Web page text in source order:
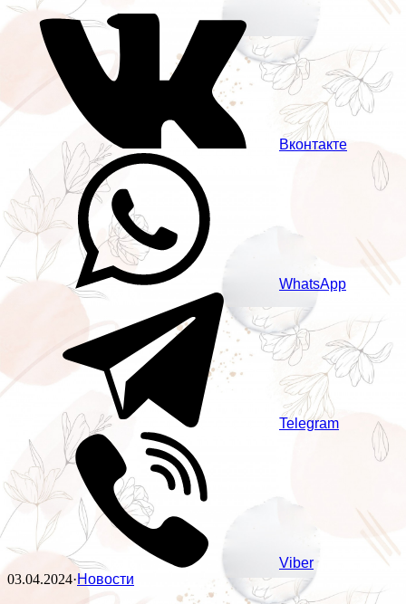
Вконтакте
WhatsApp
Telegram
Viber
03.04.2024·Новости